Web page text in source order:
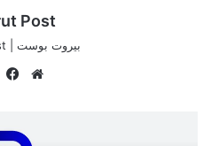
Post
بيروت بوست | Beirut Post
موقع